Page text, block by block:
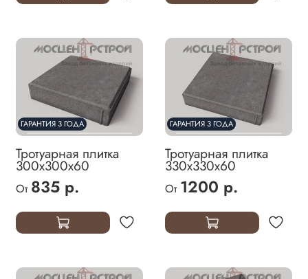
ГАРАНТИЯ 3 ГОДА
Тротуарная плитка
300х300х60
От 835 р.
ГАРАНТИЯ 3 ГОДА
Тротуарная плитка
330х330х60
От 1200 р.